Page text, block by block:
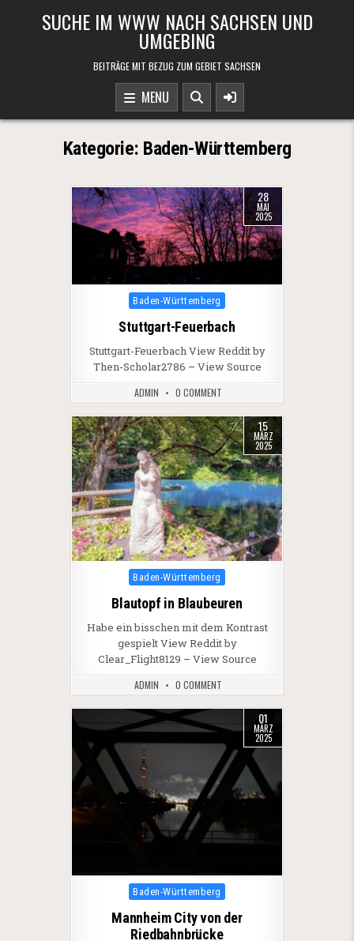
SUCHE IM WWW NACH SACHSEN UND
UMGEBING
BEITRÄGE MIT BEZUG ZUM GEBIET SACHSEN
MENU
Kategorie: Baden-Württemberg
28
MAI
2025
Posted in
Baden-Württemberg
Stuttgart-Feuerbach
Stuttgart-Feuerbach View Reddit by
Then-Scholar2786 – View Source
ADMIN 0 COMMENT
15
MÄRZ
2025
Posted in
Baden-Württemberg
Blautopf in Blaubeuren
Habe ein bisschen mit dem Kontrast
gespielt View Reddit by
Clear_Flight8129 – View Source
ADMIN 0 COMMENT
01
MÄRZ
2025
Posted in
Baden-Württemberg
Mannheim City von der
Riedbahnbrücke